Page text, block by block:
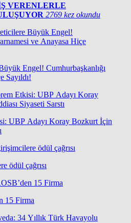
VERENLERLE
2769 kez okundu
Engel! Cumhurbaşkanlığı
Sayıldı!
UBP Adayı Koray Bozkurt İçin
ödül çağrısı
15 Firma